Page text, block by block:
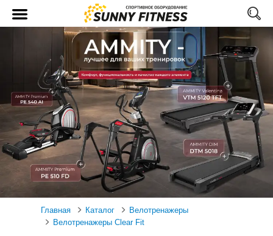
Главная Каталог
Велотренажеры
Велотренажеры Clear Fit